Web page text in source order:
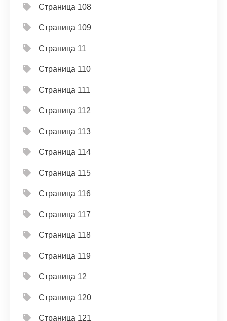
Страница 108
Страница 109
Страница 11
Страница 110
Страница 111
Страница 112
Страница 113
Страница 114
Страница 115
Страница 116
Страница 117
Страница 118
Страница 119
Страница 12
Страница 120
Страница 121